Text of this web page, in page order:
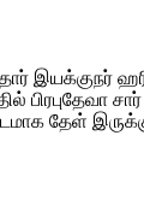
சார்
தேள்